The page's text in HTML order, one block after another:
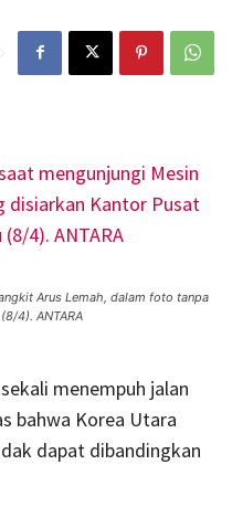
Arus Lemah, dalam foto tanpa
4). ANTARA
menempuh jalan
bahwa Korea Utara
dapat dibandingkan